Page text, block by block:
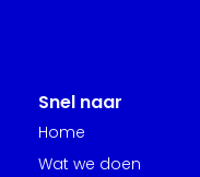
Snel naar
Home
Wat we doen